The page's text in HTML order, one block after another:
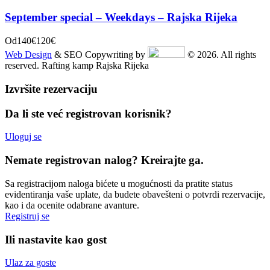
September special – Weekdays – Rajska Rijeka
Od140€120€
Web Design & SEO Copywriting by
© 2026. All rights
reserved. Rafting kamp Rajska Rijeka
Izvršite rezervaciju
Da li ste već registrovan korisnik?
Uloguj se
Nemate registrovan nalog? Kreirajte ga.
Sa registracijom naloga bićete u mogućnosti da pratite status
evidentiranja vaše uplate, da budete obavešteni o potvrdi rezervacije,
kao i da ocenite odabrane avanture.
Registruj se
Ili nastavite kao gost
Ulaz za goste